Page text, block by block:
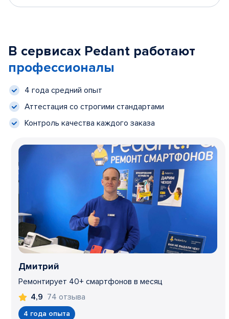
В сервисах Pedant работают
профессионалы
4 года средний опыт
Аттестация со строгими стандартами
Контроль качества каждого заказа
Дмитрий
Ремонтирует 40+ смартфонов в месяц
4,9 74 отзыва
4 года опыта